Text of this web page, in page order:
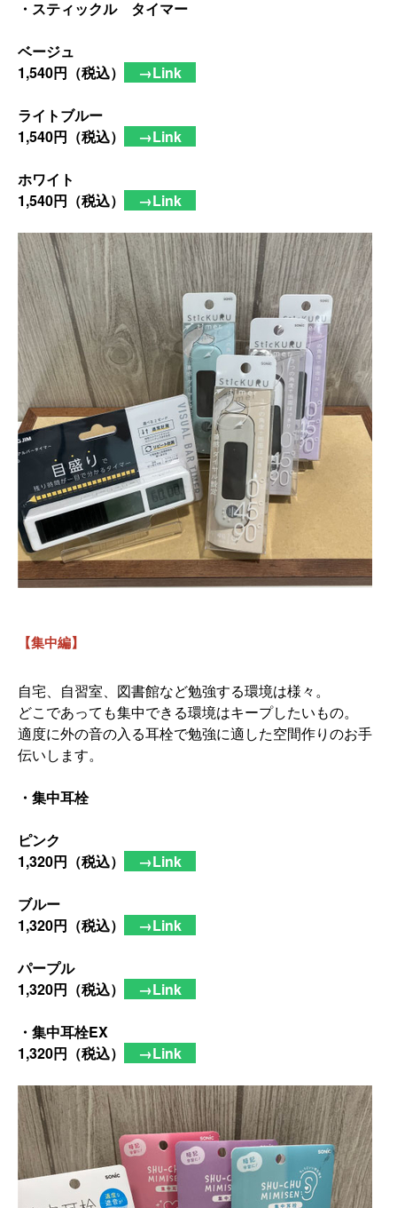
・ スティックル タイマー
ベージュ
1,540円（税込）
→Link
ライトブルー
1,540円（税込）
→Link
ホワイト
1,540円（税込）
→Link
【集中編】
自宅、自習室、図書館など勉強する環境は様々。
どこであっても集中できる環境はキープしたいもの。
適度に外の音の入る耳栓で勉強に適した空間作りのお手
伝いします。
・集中耳栓
ピンク
1,320円（税込）
→Link
ブルー
1,320円（税込）
→Link
パープル
1,320円（税込）
→Link
・集中耳栓EX
1,320円（税込）
→Link